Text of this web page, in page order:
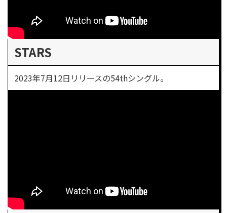
STARS
2023年7月12日リリースの54thシングル。